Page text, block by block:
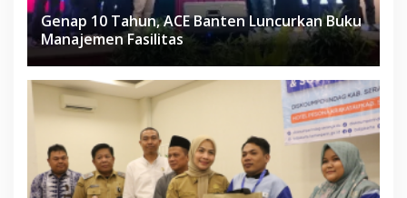
Genap 10 Tahun, ACE Banten Luncurkan Buku
Manajemen Fasilitas